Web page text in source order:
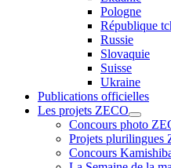
Pologne
République
Russie
Slovaquie
Suisse
Ukraine
Publications officielles
Les projets ZECO
Concours photo
Projets plurilingues
Concours